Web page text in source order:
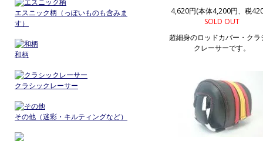
4,620円(本体4,200円、税
SOLD OUT
超細身のロッドカバー・クラ
クレーサーです。
エスニック柄（っぽいものも含みま
す）
和柄
クラシックレーサー
その他（迷彩・キルティングなど）